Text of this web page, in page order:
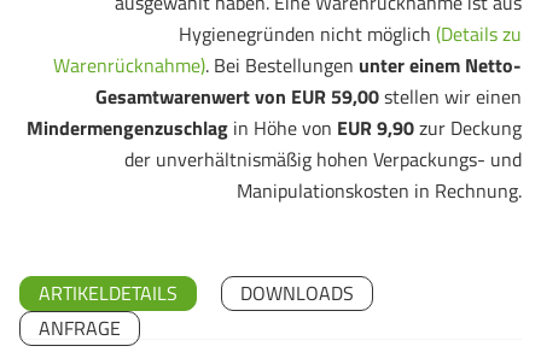
Hygienegründen nicht möglich (Details zu
Warenrücknahme). Bei Bestellungen unter einem Netto-
Gesamtwarenwert von EUR 59,00stellen wir einen
Mindermengenzuschlag in Höhe von EUR 9,90zur Deckung
der unverhältnismäßig hohen Verpackungs- und
Manipulationskosten in Rechnung.
ARTIKELDETAILS
DOWNLOADS
ANFRAGE